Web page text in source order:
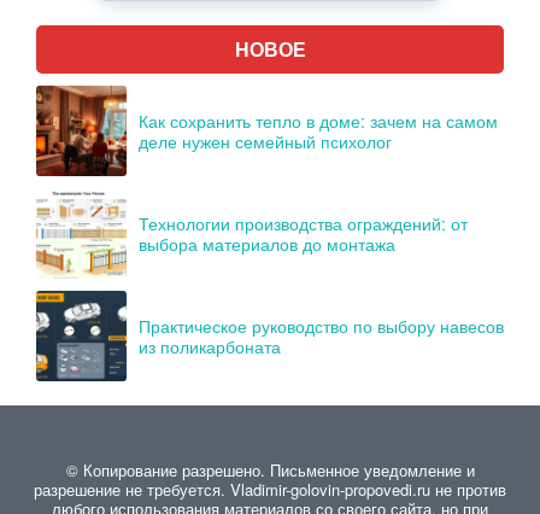
НОВОЕ
Как сохранить тепло в доме: зачем на самом
деле нужен семейный психолог
Технологии производства ограждений: от
выбора материалов до монтажа
Практическое руководство по выбору навесов
из поликарбоната
© Копирование разрешено. Письменное уведомление и
разрешение не требуется. Vladimir-golovin-propovedi.ru не против
любого использования материалов со своего сайта, но при